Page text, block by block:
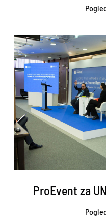
ProEvent za